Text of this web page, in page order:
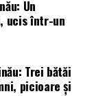
Un
ucis într-un
Trei bătăi
picioare și